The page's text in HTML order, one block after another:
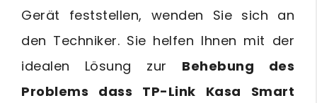
Gerät feststellen, wenden Sie sich an
den Techniker. Sie helfen Ihnen mit der
idealen Lösung zur Behebung des
Problems dass TP-Link Kasa Smart